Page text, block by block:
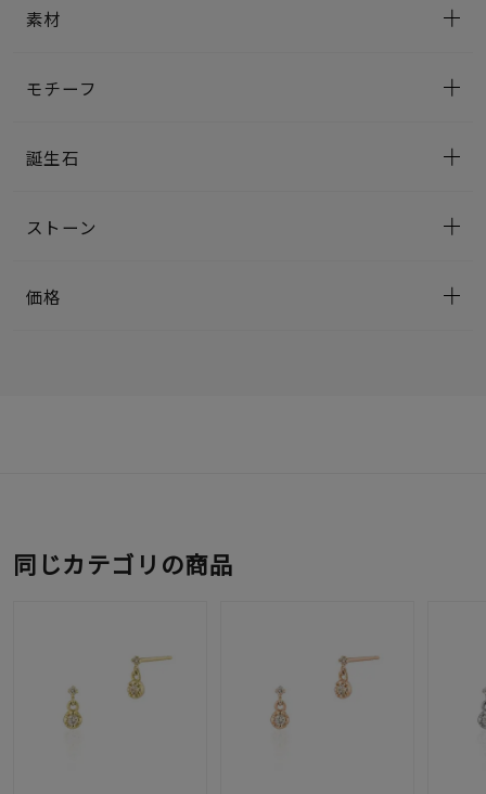
素材
モチーフ
誕生石
ストーン
価格
同じカテゴリの商品